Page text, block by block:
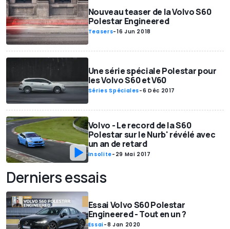
Nouveau teaser de la Volvo S60
Polestar Engineered
Teasers-16 Jun 2018
Une série spéciale Polestar pour
les Volvo S60 et V60
Séries Spéciales-6 Déc 2017
Volvo - Le record de la S60
Polestar sur le Nurb' révélé avec
un an de retard
Insolite- 29 Mai 2017
Derniers essais
Essai Volvo S60 Polestar
Engineered - Tout en un ?
Essai-8 Jan 2020